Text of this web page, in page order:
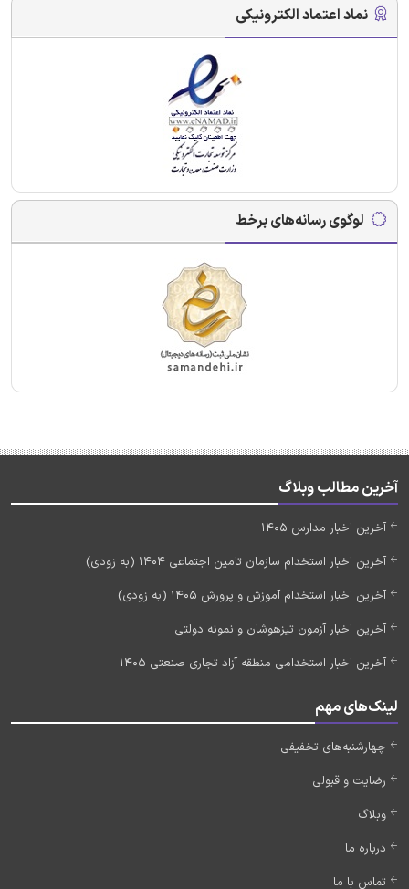
نماد اعتماد الکترونیکی
لوگوی رسانه‌های برخط
آخرین مطالب وبلاگ
آخرین اخبار مدارس 1405
آخرین اخبار استخدام سازمان تامین اجتماعی 1404 (به زودی)
آخرین اخبار استخدام آموزش و پرورش 1405 (به زودی)
آخرین اخبار آزمون تیزهوشان و نمونه دولتی
آخرین اخبار استخدامی منطقه آزاد تجاری صنعتی 1405
لینک‌های مهم
چهارشنبه‌های تخفیفی
رضایت و قبولی
وبلاگ
درباره ما
تماس با ما